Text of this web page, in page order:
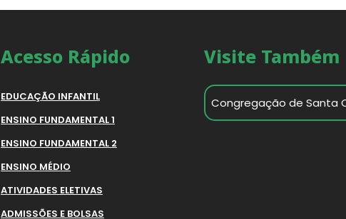
Acesso Rápido
EDUCAÇÃO INFANTIL
ENSINO FUNDAMENTAL 1
ENSINO FUNDAMENTAL 2
ENSINO MÉDIO
ATIVIDADES ELETIVAS
ADMISSÕES E BOLSAS
Visite Também
Congregação de Santa